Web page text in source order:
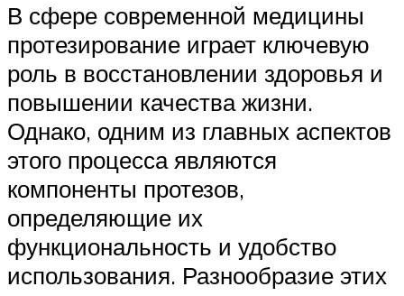
В сфере современной медицины
протезирование играет ключевую
роль в восстановлении здоровья и
повышении качества жизни.
Однако, одним из главных аспектов
этого процесса являются
компоненты протезов,
определяющие их
функциональность и удобство
использования. Разнообразие этих